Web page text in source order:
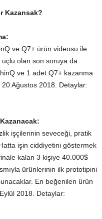
Kazansak?
ve Q7+ ürün videosu ile
uçlu olan son soruya da
ve 1 adet Q7+ kazanma
20 Ağustos 2018. Detaylar:
işçilerinin seveceği, pratik
işin ciddiyetini göstermek
kalan 3 kişiye 40.000$
ürünlerinin ilk prototipini
En beğenilen ürün
2018. Detaylar: